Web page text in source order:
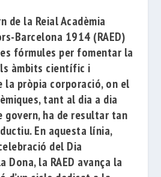
de la Reial Acadèmia
Barcelona 1914 (RAED)
fórmules per fomentar la
àmbits científic i
la pròpia corporació, on el
tant al dia a dia
govern, ha de resultar tan
En aquesta línia,
del Dia
Dona, la RAED avança la